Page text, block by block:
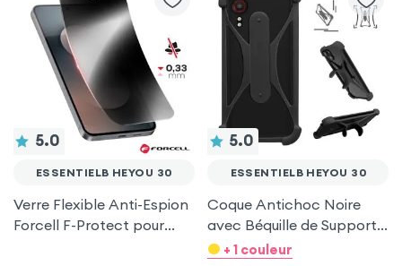
5.0
ESSENTIELB HEYOU 30
Verre Flexible Anti-Espion
Forcell F-Protect pour
5.0
ESSENTIELB HEYOU 30
Coque Antichoc Noire
avec Béquille de Support
pour Essentielb HEYou 30
+ 1 couleur